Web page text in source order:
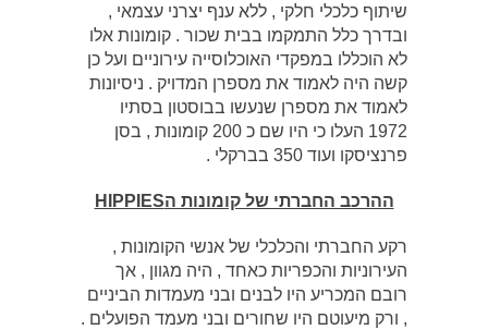
שיתוף כלכלי חלקי , ללא ענף יצרני עצמאי ,
ובדרך כלל התמקמו בבית שכור . קומונות אלו
לא הוכללו במפקדי האוכלוסייה עירוניים ועל כן
קשה היה לאמוד את מספרן המדויק . ניסיונות
לאמוד את מספרן שנעשו בבוסטון בסתיו
1972 העלו כי היו שם כ 200 קומונות , בסן
פרנציסקו ועוד 350 בברקלי .
ההרכב החברתי של קומונות הHIPPIES
רקע החברתי והכלכלי של אנשי הקומונות ,
העירוניות והכפריות כאחד , היה מגוון , אך
רובם המכריע היו לבנים ובני מעמדות הביניים
, ורק מיעוטם היו שחורים ובני מעמד הפועלים .